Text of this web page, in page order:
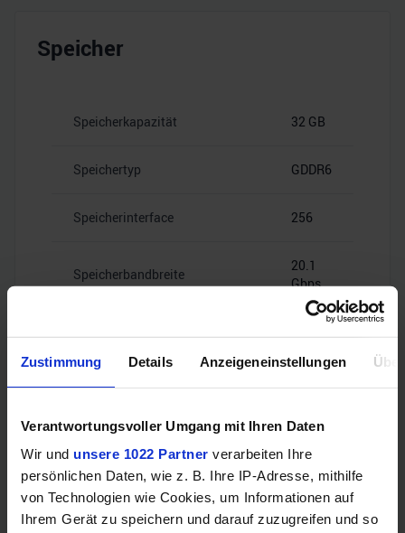
Zustimmung Details Anzeigeneinstellungen
Verantwortungsvoller Umgang mit Ihren Daten
Wir und unsere 1022 Partner verarbeiten Ihre
persönlichen Daten, wie z. B. Ihre IP-Adresse, mithilfe
von Technologien wie Cookies, um Informationen auf
Ihrem Gerät zu speichern und darauf zuzugreifen und so
Speicher
Speicherkapazität 32 GB
Speichertyp GDDR6
Speicherinterface 256
Speicherbandbreite
20.1
Gbps
HDMI –
4x